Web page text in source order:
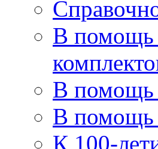
В помощь
В помощь
В помощь
К 100-